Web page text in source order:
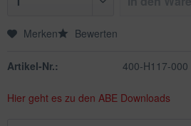
Merken Bewerten
Artikel-Nr.: 400-H117-000
Hier geht es zu den ABE Downloads